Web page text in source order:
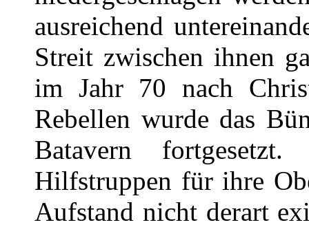
ausreichend
Streit zwischen ihnen
im Jahr 70 nach
Rebellen wurde das
Batavern
Hilfstruppen für ihre
Aufstand nicht derart